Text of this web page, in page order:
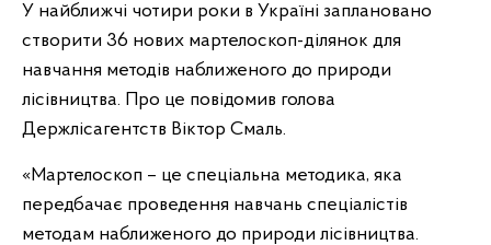
У найближчі чотири роки в Україні заплановано
створити 36 нових мартелоскоп-ділянок для
навчання методів наближеного до природи
лісівництва. Про це повідомив голова
Держлісагентств Віктор Смаль.
«Мартелоскоп – це спеціальна методика, яка
передбачає проведення навчань спеціалістів
методам наближеного до природи лісівництва.